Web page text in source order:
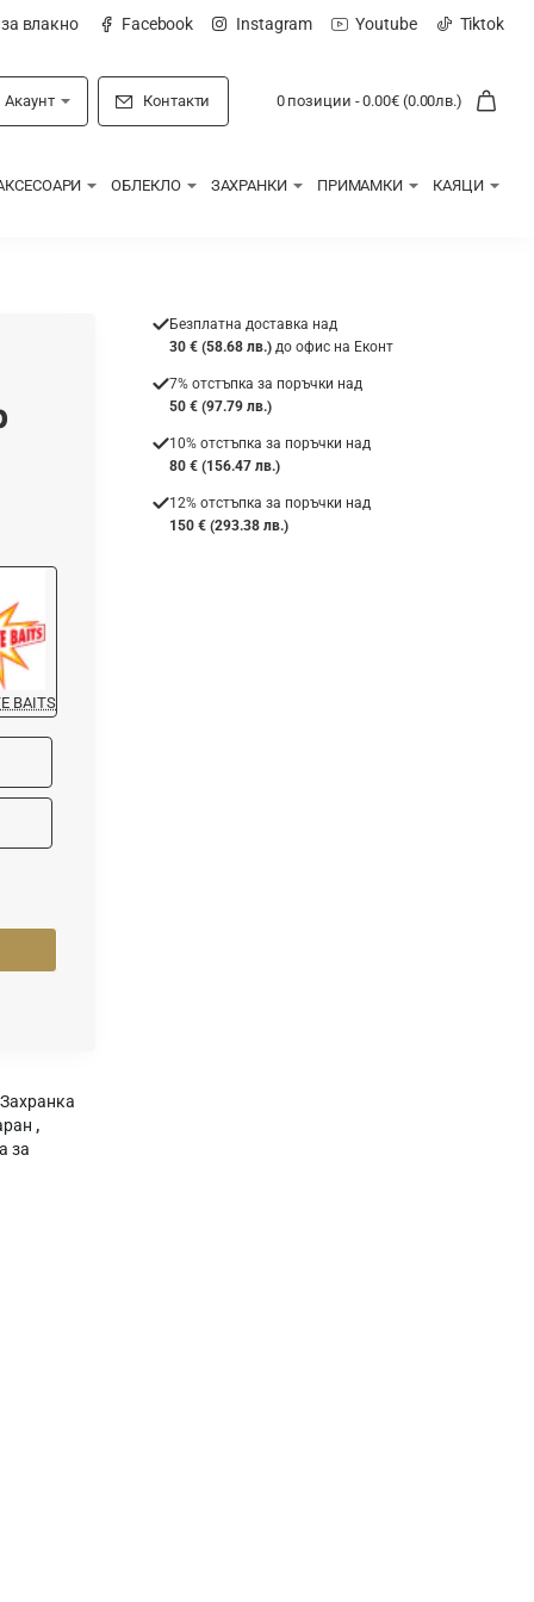
влакно Facebook Instagram Youtube Tiktok
Акаунт Контакти 0 позиции - 0.00€ (0.00лв.)
ОБЛЕКЛО ЗАХРАНКИ ПРИМАМКИ КАЯЦИ
BAITS
Захранка
,
за
Безплатна доставка над
30 € (58.68 лв.) до офис на Еконт
7% отстъпка за поръчки над
50 € (97.79 лв.)
10% отстъпка за поръчки над
80 € (156.47 лв.)
12% отстъпка за поръчки над
150 € (293.38 лв.)